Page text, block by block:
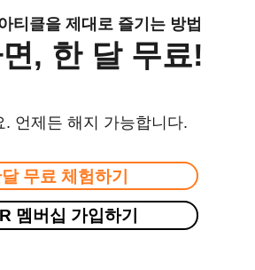
티클을 제대로 즐기는 방법
, 한 달 무료!
. 언제든 해지 가능합니다.
무료 체험하기
멤버십 가입하기